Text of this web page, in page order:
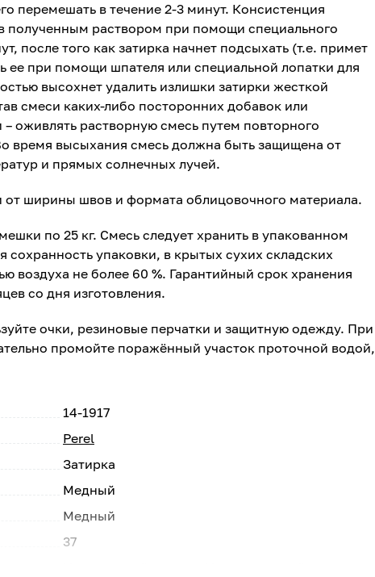
перемешать в течение 2-3 минут. Консистенция
полученным раствором при помощи специального
после того как затирка начнет подсыхать (т.е. примет
ее при помощи шпателя или специальной лопатки для
высохнет удалить излишки затирки жесткой
смеси каких-либо посторонних добавок или
оживлять растворную смесь путем повторного
время высыхания смесь должна быть защищена от
и прямых солнечных лучей.
от ширины швов и формата облицовочного материала.
по 25 кг. Смесь следует хранить в упакованном
сохранность упаковки, в крытых сухих складских
воздуха не более 60 %. Гарантийный срок хранения
со дня изготовления.
очки, резиновые перчатки и защитную одежду. При
промойте поражённый участок проточной водой,
14-1917
Perel
Затирка
Медный
Медный
37